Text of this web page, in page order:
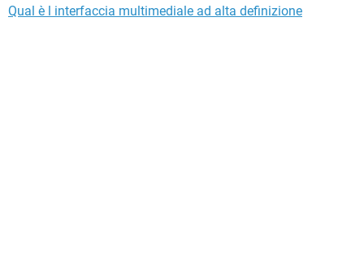
Qual è l interfaccia multimediale ad alta definizione